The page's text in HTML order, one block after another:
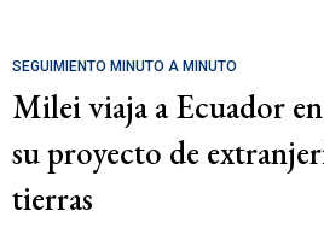
SEGUIMIENTO MINUTO A MINUTO
Milei viaja a Ecuador
su proyecto de
tierras